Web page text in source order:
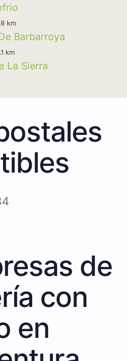
km
Barbarroya
km
La Sierra
de
con
en